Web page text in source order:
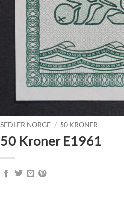
SEDLER NORGE / 50 KRONER
50 Kroner E1961